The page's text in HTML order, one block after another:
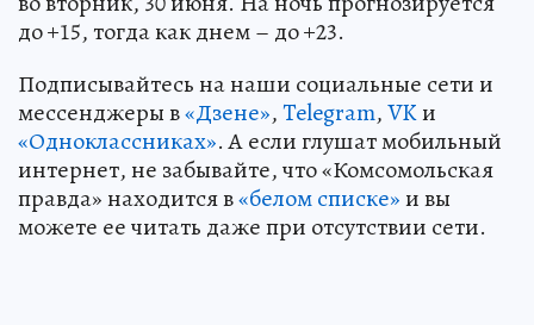
до +15, тогда как днем – до +23.
Подписывайтесь на наши социальные сети и
мессенджеры в«Дзене»,Telegram,VKи
«Одноклассниках». А если глушат мобильный
интернет, не забывайте, что «Комсомольская
правда» находится в«белом списке»и вы
можете ее читать даже при отсутствии сети.